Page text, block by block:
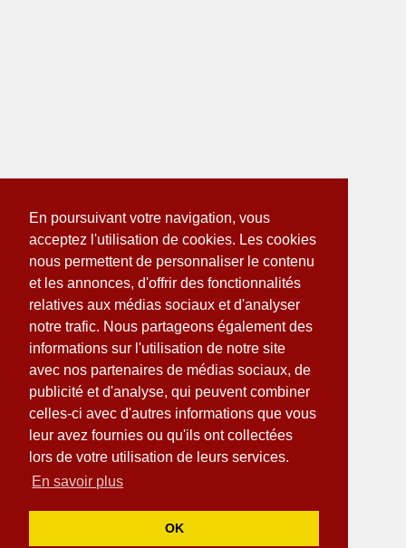
En poursuivant votre navigation, vous
acceptez l'utilisation de cookies. Les cookies
nous permettent de personnaliser le contenu
et les annonces, d'offrir des fonctionnalités
relatives aux médias sociaux et d'analyser
notre trafic. Nous partageons également des
informations sur l'utilisation de notre site
avec nos partenaires de médias sociaux, de
publicité et d'analyse, qui peuvent combiner
celles-ci avec d'autres informations que vous
leur avez fournies ou qu'ils ont collectées
lors de votre utilisation de leurs services.
En savoir plus
OK